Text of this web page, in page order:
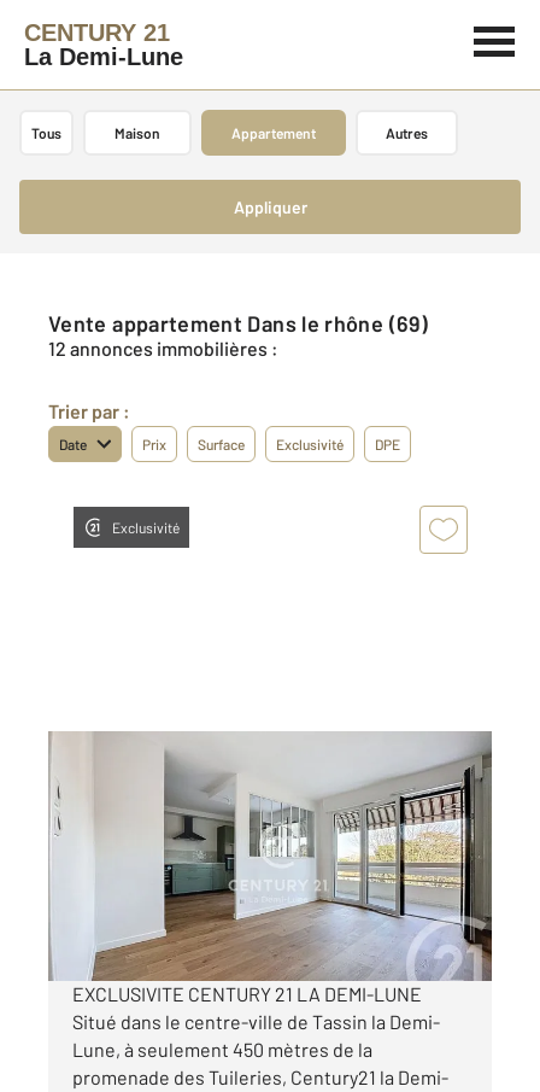
CENTURY 21
La Demi-Lune
Tous Maison Appartement Autres
Appliquer
Vente appartement Dans le rhône (69)
12 annonces immobilières :
Trier par :
Date Prix Surface Exclusivité DPE
Exclusivité
TASSIN LA DEMI LUNE 69
, 5 pièces
Appartement T5 à vendre
495 000 €
Visiter le site dédié
EXCLUSIVITE CENTURY 21 LA DEMI-LUNE
Situé dans le centre-ville de Tassin la Demi-
Lune, à seulement 450 mètres de la
promenade des Tuileries, Century21 la Demi-